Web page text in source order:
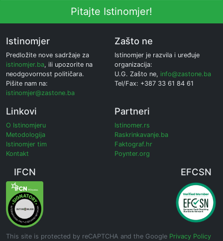
Pitajte Istinomjer!
Istinomjer
Predložite nove sadržaje za
istinomjer.ba, ili upozorite na
neodgovornost političara.
Pišite nam na:
istinomjer@zastone.ba
Zašto ne
Istinomjer je razvila i uređuje
organizacija:
U.G. Zašto ne, info@zastone.ba
Tel/Fax: +387 33 61 84 61
Linkovi
O Istinomjeru
Metodologija
Istinomjer tim
Kontakt
Partneri
Istinomer.rs
Raskrinkavanje.ba
Faktograf.hr
Poynter.org
IFCN EFCSN
This site is protected by reCAPTCHA and the Google Privacy Policy